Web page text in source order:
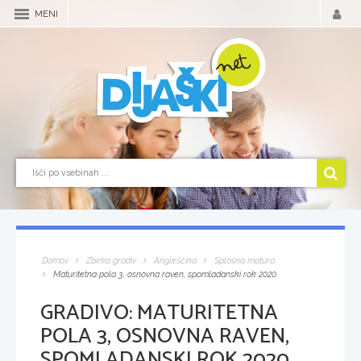
MENI
Domov Zbirka gradiv Angleščina
Splošna matura
Maturitetna pola 3, osnovna raven, spomladanski rok 2020
GRADIVO:MATURITETNA
POLA 3, OSNOVNA RAVEN,